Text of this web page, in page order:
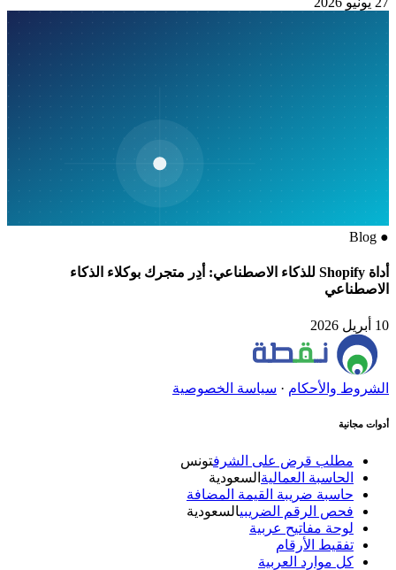
●
Blog
أداة Shopify للذكاء الاصطناعي: أدِر متجرك بوكلاء الذكاء
الاصطناعي
10 أبريل 2026
الشروط والأحكام· سياسة الخصوصية
أدوات مجانية
مطلب قرض على الشرف تونس
الحاسبة العماليةالسعودية
حاسبة ضريبة القيمة المضافة
فحص الرقم الضريبيالسعودية
لوحة مفاتيح عربية
تفقيط الأرقام
كل موارد العربية